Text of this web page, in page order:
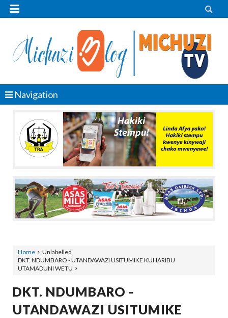
 
Navigation
Home
Unlabelled
DKT. NDUMBARO - UTANDAWAZI USITUMIKE KUHARIBU
UTAMADUNI WETU
DKT. NDUMBARO -
UTANDAWAZI USITUMIKE